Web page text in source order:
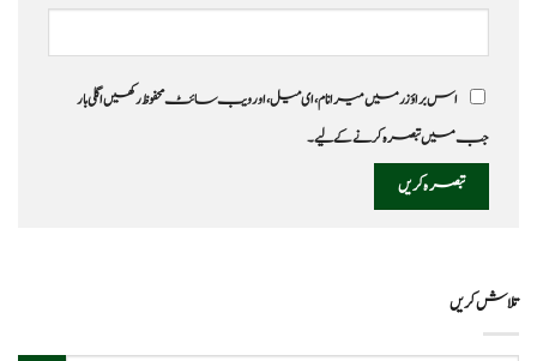
اس براؤزر میں میرا نام، ای میل، اور ویب سائٹ محفوظ رکھیں اگلی بار
جب میں تبصرہ کرنے کےلیے۔
تلاش کریں